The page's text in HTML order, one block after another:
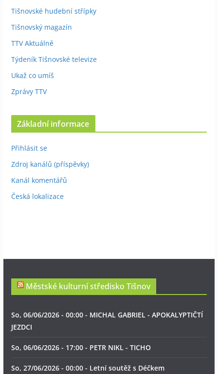
Tišnovské hudební střípky
Tišnovský magazín
TTV Aktuálně
Týdeník Tišnovské televize
Ukaž co umíš
Zprávy TTV
Základní informace
Přihlásit se
Zdroj kanálů (příspěvky)
Kanál komentářů
Česká lokalizace
Městské kulturní středisko Tišnov
So, 06/06/2026 - 00:00 - MICHAL GABRIEL - APOKALYPTIČTÍ
JEZDCI
So, 06/06/2026 - 17:00 - PETR NIKL - TICHO
So, 27/06/2026 - 00:00 - Letní soutěž s Déčkem